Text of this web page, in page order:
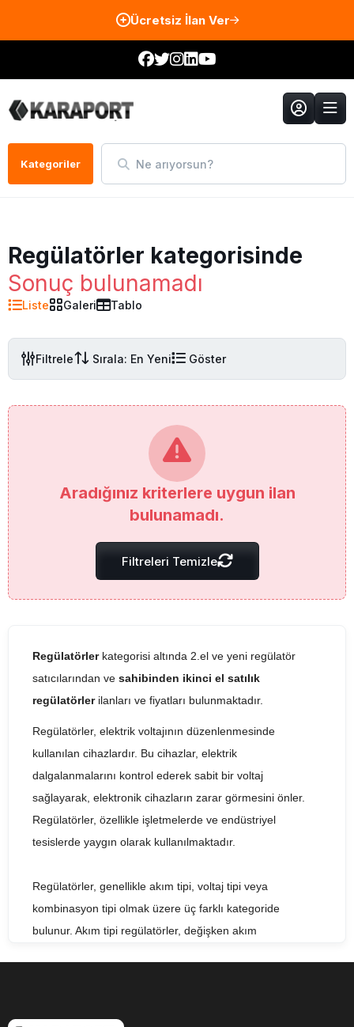
Ücretsiz İlan Ver
Kategoriler Ne arıyorsun?
Regülatörler kategorisinde
Sonuç bulunamadı
Liste Galeri Tablo
Filtrele Sırala: En Yeni Göster
Aradığınız kriterlere uygun ilan
bulunamadı.
Filtreleri Temizle
Regülatörler kategorisi altında 2.el ve yeni regülatör
satıcılarından ve sahibinden ikinci el satılık
regülatörlerilanları ve fiyatları bulunmaktadır.
Regülatörler, elektrik voltajının düzenlenmesinde
kullanılan cihazlardır. Bu cihazlar, elektrik
dalgalanmalarını kontrol ederek sabit bir voltaj
sağlayarak, elektronik cihazların zarar görmesini önler.
Regülatörler, özellikle işletmelerde ve endüstriyel
tesislerde yaygın olarak kullanılmaktadır.
Regülatörler, genellikle akım tipi, voltaj tipi veya
kombinasyon tipi olmak üzere üç farklı kategoride
bulunur. Akım tipi regülatörler, değişken akım
kullanılır. Kombinasyon tipi regülatörler, hem değişken